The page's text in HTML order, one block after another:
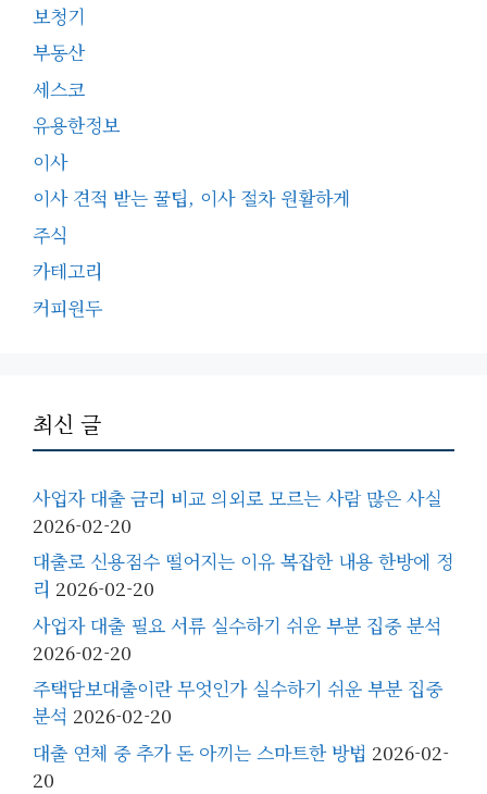
보청기
부동산
세스코
유용한정보
이사
이사 견적 받는 꿀팁, 이사 절차 원활하게
주식
카테고리
커피원두
최신 글
사업자 대출 금리 비교 의외로 모르는 사람 많은 사실
2026-02-20
대출로 신용점수 떨어지는 이유 복잡한 내용 한방에 정
리 2026-02-20
사업자 대출 필요 서류 실수하기 쉬운 부분 집중 분석
2026-02-20
주택담보대출이란 무엇인가 실수하기 쉬운 부분 집중
분석 2026-02-20
대출 연체 중 추가 돈 아끼는 스마트한 방법 2026-02-
20